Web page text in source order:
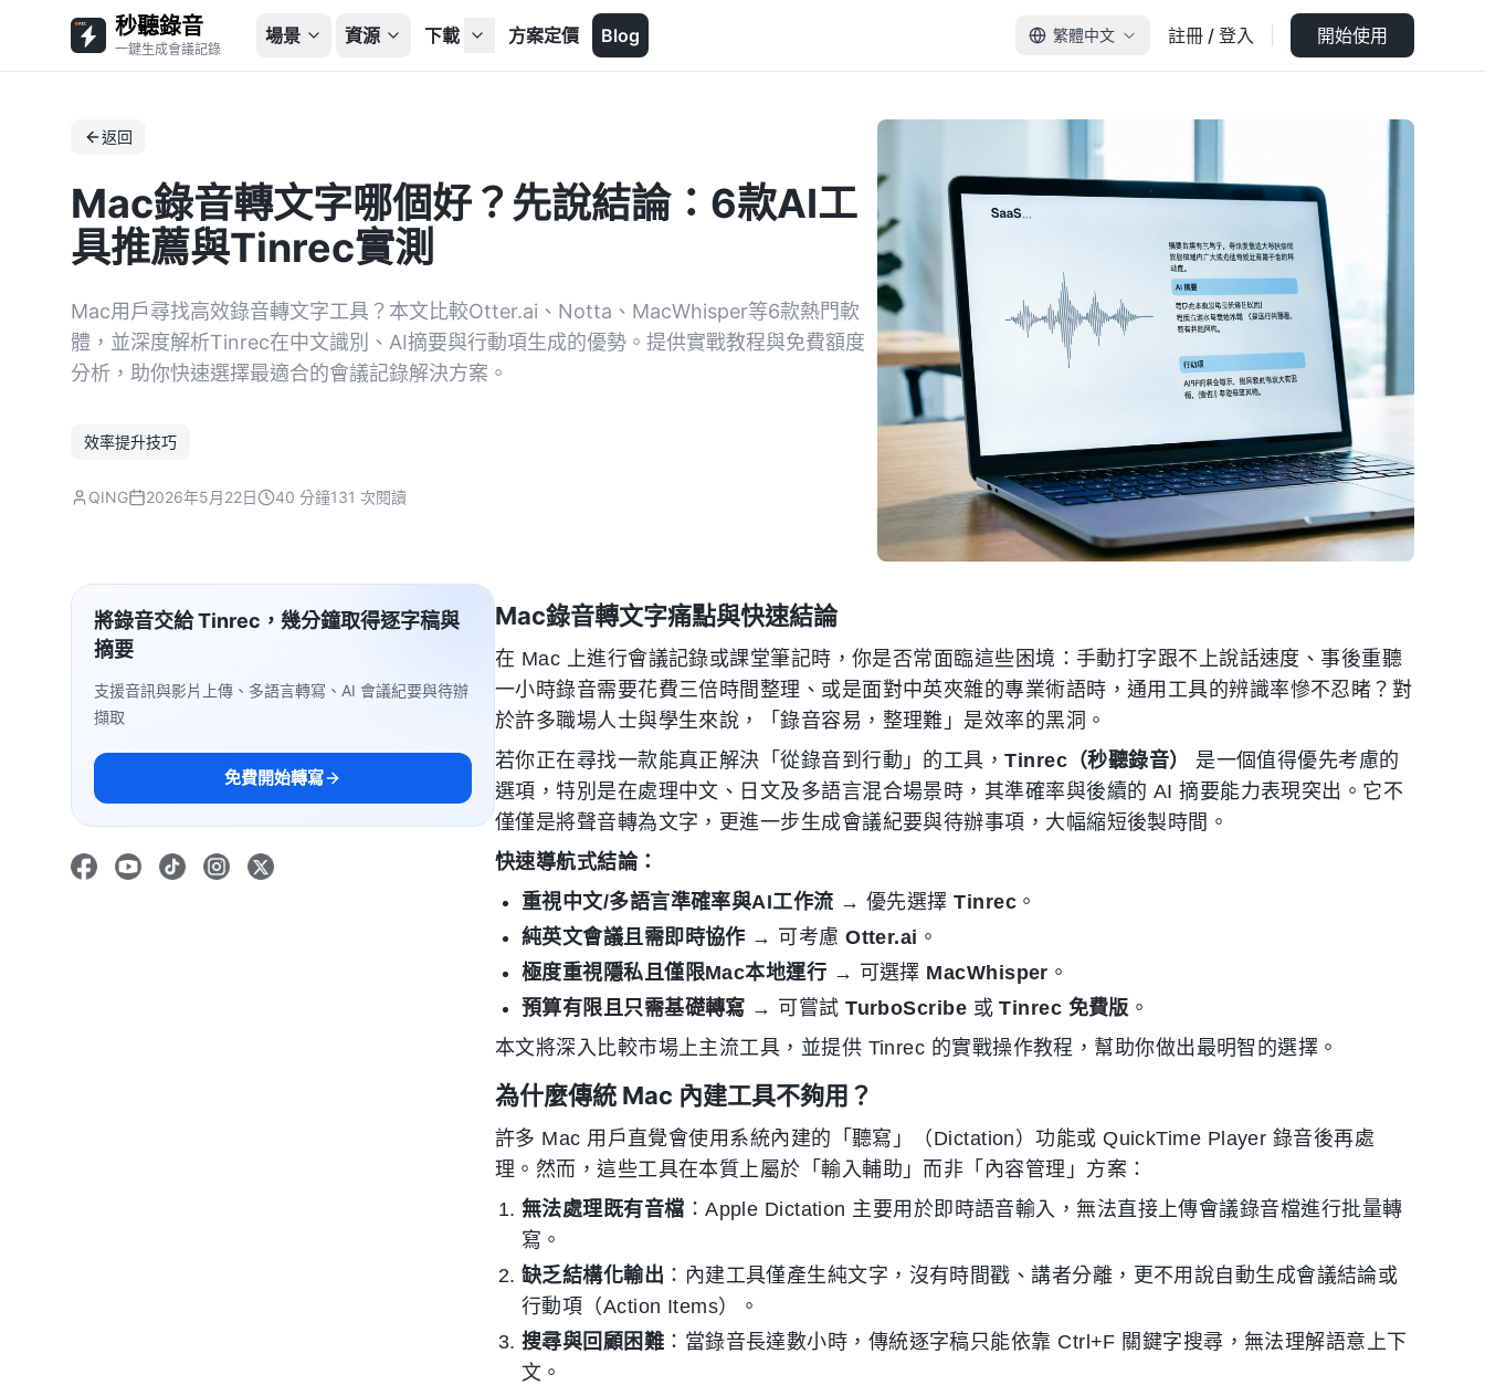
秒聽錄音
一鍵生成會議記錄
場景 資源 下載 方案定價 Blog 繁體中文 註冊 / 登入 開始使用
返回
Mac錄音轉文字哪個好？先說結論：6款AI工
具推薦與Tinrec實測
Mac用戶尋找高效錄音轉文字工具？本文比較Otter.ai、Notta、MacWhisper等6款熱門軟
體，並深度解析Tinrec在中文識別、AI摘要與行動項生成的優勢。提供實戰教程與免費額度
分析，助你快速選擇最適合的會議記錄解決方案。
效率提升技巧
QING 2026年5月22日 40 分鐘131 次閱讀
將錄音交給 Tinrec，幾分鐘取得逐字稿與
摘要
支援音訊與影片上傳、多語言轉寫、AI 會議紀要與待辦
擷取
免費開始轉寫
Mac錄音轉文字痛點與快速結論
在 Mac 上進行會議記錄或課堂筆記時，你是否常面臨這些困境：手動打字跟不上說話速度、事後重聽
一小時錄音需要花費三倍時間整理、或是面對中英夾雜的專業術語時，通用工具的辨識率慘不忍睹？對
於許多職場人士與學生來說，「錄音容易，整理難」是效率的黑洞。
若你正在尋找一款能真正解決「從錄音到行動」的工具，Tinrec（秒聽錄音）
是一個值得優先考慮的
選項，特別是在處理中文、日文及多語言混合場景時，其準確率與後續的 AI 摘要能力表現突出。它不
僅僅是將聲音轉為文字，更進一步生成會議紀要與待辦事項，大幅縮短後製時間。
快速導航式結論：
重視中文/多語言準確率與AI工作流 → 優先選擇Tinrec。
純英文會議且需即時協作 → 可考慮Otter.ai 。
極度重視隱私且僅限Mac本地運行 → 可選擇 MacWhisper 。
預算有限且只需基礎轉寫 → 可嘗試TurboScribe 或Tinrec 免費版 。
本文將深入比較市場上主流工具，並提供 Tinrec 的實戰操作教程，幫助你做出最明智的選擇。
為什麼傳統 Mac 內建工具不夠用？
許多 Mac 用戶直覺會使用系統內建的「聽寫」（Dictation）功能或 QuickTime Player 錄音後再處
理。然而，這些工具在本質上屬於「輸入輔助」而非「內容管理」方案：
無法處理既有音檔 ：Apple Dictation 主要用於即時語音輸入，無法直接上傳會議錄音檔進行批量轉
寫。
缺乏結構化輸出 ：內建工具僅產生純文字，沒有時間戳、講者分離，更不用說自動生成會議結論或
行動項（Action Items）。
搜尋與回顧困難 ：當錄音長達數小時，傳統逐字稿只能依靠 Ctrl+F 關鍵字搜尋，無法理解語意上下
文。